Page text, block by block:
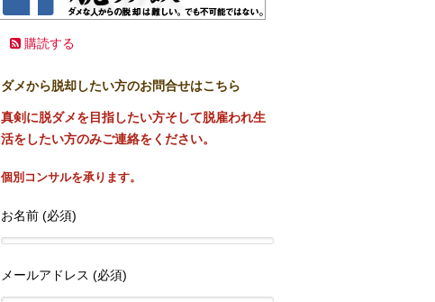
購読する
ダメから脱却したい方のお問合せはこちら
真剣に脱ダメを目指したい方そして脱雇われ生
活をしたい方のみご連絡をください。
個別コンサルを承ります。
お名前 (必須)
メールアドレス (必須)